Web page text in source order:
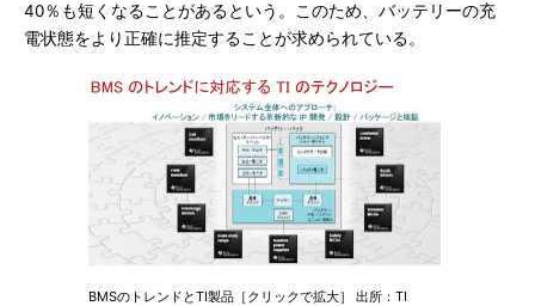
40％も短くなることがあるという。このため、バッテリーの充
電状態をより正確に推定することが求められている。
BMSのトレンドとTI製品［クリックで拡大］ 出所：TI